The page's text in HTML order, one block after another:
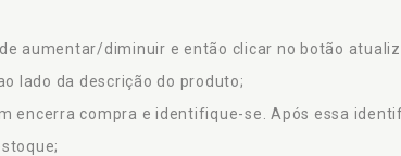
aumentar/diminuir e então clicar no botão
lado da descrição do produto;
encerra compra e identifique-se. Após essa